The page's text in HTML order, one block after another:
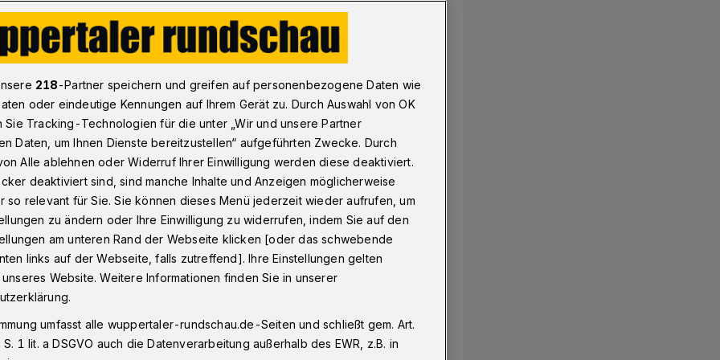
Wuppertaler Verwaltungsvorstandes​
und Fraktionen
Verhandlungsrunden zwischen
und den Fraktionen von CDU, SPD,
zur Neuaufstellung des
Beratungen nun beendet worden.
Uwe Schneidewind im
218-Partner speichern und greifen auf personenbezogene Daten wie
oder eindeutige Kennungen auf Ihrem Gerät zu. Durch Auswahl von OK
Sie Tracking-Technologien für die unter „Wir und unsere Partner
Daten, um Ihnen Dienste bereitzustellen“ aufgeführten Zwecke. Durch
Alle ablehnen oder Widerruf Ihrer Einwilligung werden diese deaktiviert.
deaktiviert sind, sind manche Inhalte und Anzeigen möglicherweise
so relevant für Sie. Sie können dieses Menü jederzeit wieder aufrufen, um
zu ändern oder Ihre Einwilligung zu widerrufen, indem Sie auf den
am unteren Rand der Webseite klicken [oder das schwebende
links auf der Webseite, falls zutreffend]. Ihre Einstellungen gelten
Website. Weitere Informationen finden Sie in unserer
umfasst alle wuppertaler-rundschau.de-Seiten und schließt gem. Art.
1 lit. a DSGVO auch die Datenverarbeitung außerhalb des EWR, z.B. in